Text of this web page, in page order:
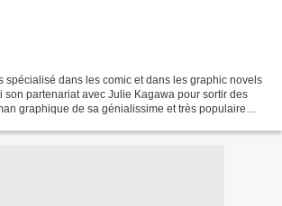
spécialisé dans les comic et dans les graphic novels
son partenariat avec Julie Kagawa pour sortir des
graphique de sa génialissime et très populaire